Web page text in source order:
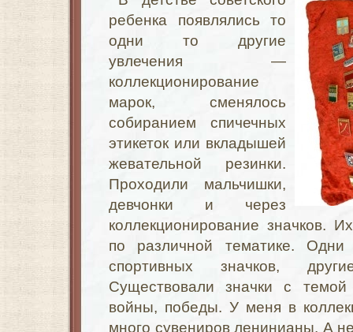
ребенка появлялись то
одни то другие
увлечения —
коллекционирование
марок, сменялось
собиранием спичечных
этикеток или вкладышей
жевательной резинки.
Проходили мальчишки,
девчонки и через
коллекционирование значков.
по различной тематике. Одни
спортивных значков,
Существовали значки с темой
войны, победы. У меня в
много сувениров ленинианы. А